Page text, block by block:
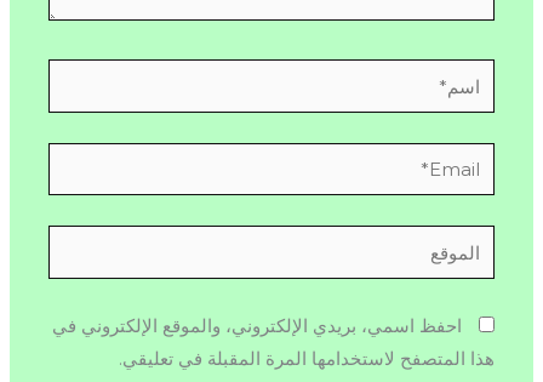
اسم*
Email*
الموقع
احفظ اسمي، بريدي الإلكتروني، والموقع الإلكتروني في
هذا المتصفح لاستخدامها المرة المقبلة في تعليقي.